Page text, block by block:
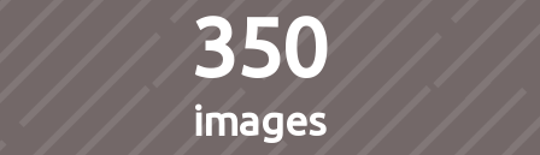
350
images